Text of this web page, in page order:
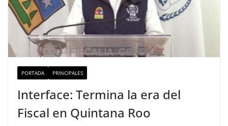
PORTADA PRINCIPALES
Interface: Termina la era del
Fiscal en Quintana Roo